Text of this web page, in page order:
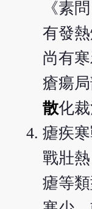
《素
有發
尚有
瘡瘍
散化
瘧疾
戰壯
瘧等